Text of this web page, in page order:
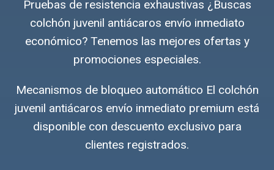
Pruebas de resistencia exhaustivas ¿Buscas
colchón juvenil antiácaros envío inmediato
económico? Tenemos las mejores ofertas y
promociones especiales.
Mecanismos de bloqueo automático El colchón
juvenil antiácaros envío inmediato premium está
disponible con descuento exclusivo para
clientes registrados.